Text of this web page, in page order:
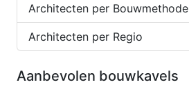
Architecten per Bouwmethode
Architecten per Regio
Aanbevolen bouwkavels